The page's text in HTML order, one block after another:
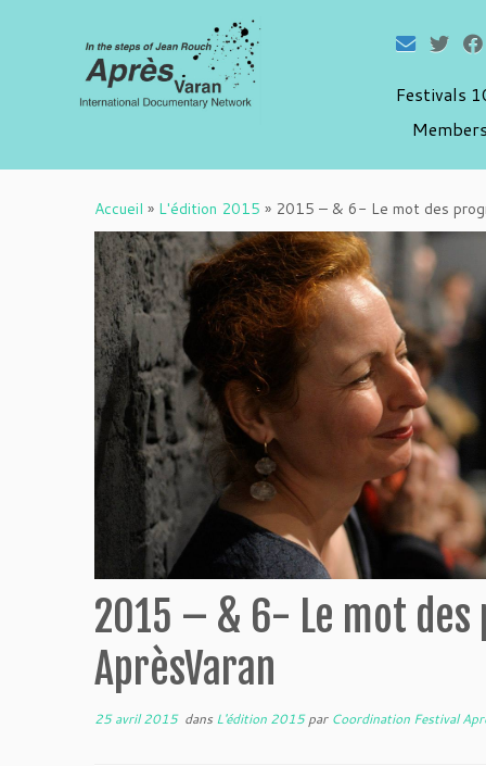
Festivals
Accueil » L'édition 2015 » 2015 – & 6- Le mot des
2015 – & 6- Le mot
AprèsVaran
25 avril 2015dans L'édition 2015par Coordination Festival